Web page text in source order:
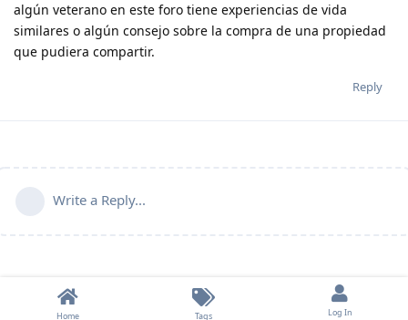
algún veterano en este foro tiene experiencias de vida
similares o algún consejo sobre la compra de una propiedad
que pudiera compartir.
Reply
Write a Reply...
Home Tags Log In